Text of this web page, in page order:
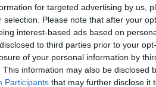
for targeted advertising by us,
selection. Please note that after your
interest-based ads based on
to third parties prior to your
of your personal information by
This information may also be disclosed
Participants that may further disclose it
transzvesztita, akkor Hófehérke is